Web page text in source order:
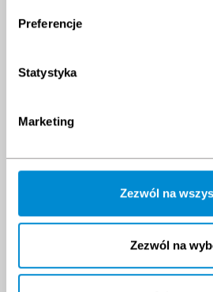
Preferencje
Statystyka
Marketing
Zezwól na
Zezwól na
question?
Contact